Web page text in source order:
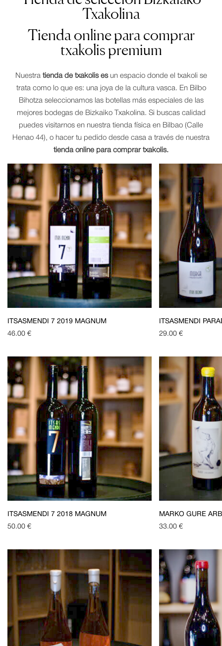
Txakolina
Tienda online para comprar
txakolis premium
Nuestra tienda de txakolis es un espacio donde el txakoli se
trata como lo que es: una joya de la cultura vasca. En Bilbo
Bihotza seleccionamos las botellas más especiales de las
mejores bodegas de Bizkaiko Txakolina. Si buscas calidad
puedes visitarnos en nuestra tienda física en Bilbao (Calle
Henao 44), o hacer tu pedido desde casa a través de nuestra
tienda online para comprar txakolis.
ITSASMENDI 7 2019 MAGNUM
46.00 €
ITSASMENDI 7 2018 MAGNUM
50.00 €
ITSASMENDI
29.00 €
MARKO GURE
33.00 €